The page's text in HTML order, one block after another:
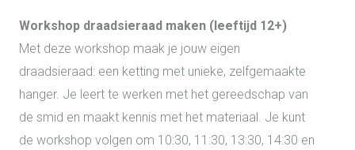
Workshop draadsieraad maken (leeftijd 12+)
Met deze workshop maak je jouw eigen
draadsieraad: een ketting met unieke, zelfgemaakte
hanger. Je leert te werken met het gereedschap van
de smid en maakt kennis met het materiaal. Je kunt
de workshop volgen om 10:30, 11:30, 13:30, 14:30 en